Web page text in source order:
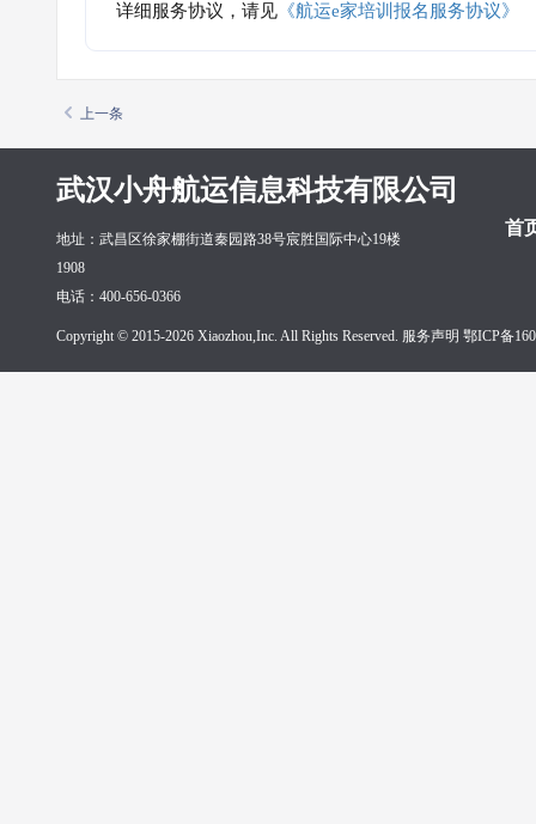
详细服务协议，请见 《航运e家培训报名服务协议》
上一条
武汉小舟航运信息科技有限公司
首
地址：武昌区徐家棚街道秦园路38号宸胜国际中心19楼
1908
电话：400-656-0366
Copyright © 2015-2026 Xiaozhou,Inc. All Rights Reserved. 服务声明 鄂ICP备